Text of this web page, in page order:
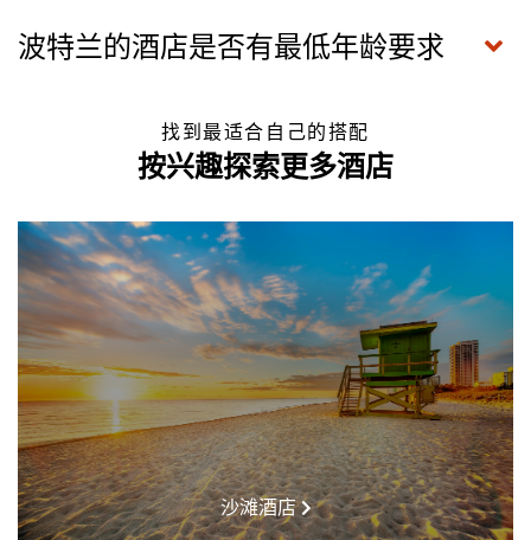
波特兰的酒店是否有最低年龄要求
找到最适合自己的搭配
按兴趣探索更多酒店
沙滩酒店